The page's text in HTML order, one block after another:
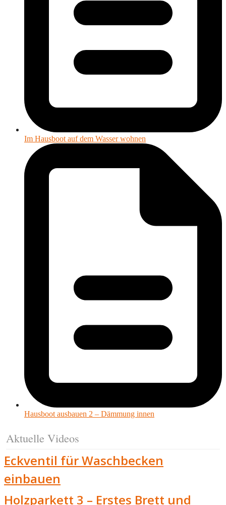
Im Hausboot auf dem Wasser wohnen
Hausboot ausbauen 2 – Dämmung innen
Aktuelle Videos
Eckventil für Waschbecken
einbauen
Holzparkett 3 – Erstes Brett und